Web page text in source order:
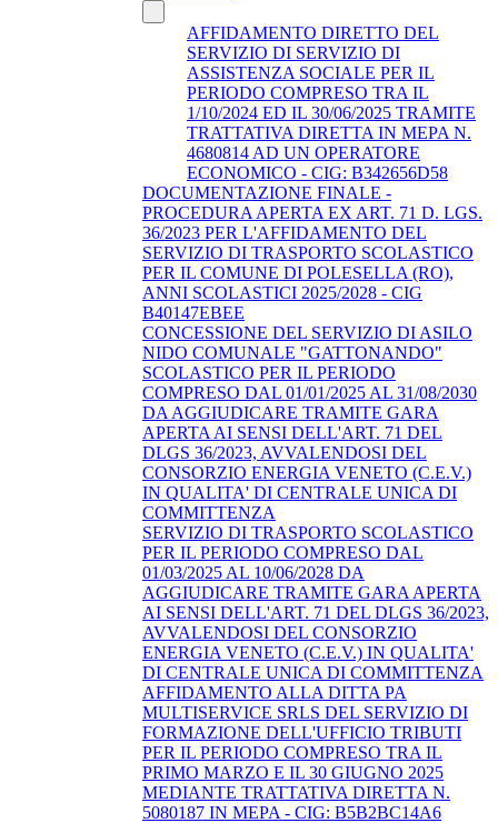
AFFIDAMENTO DIRETTO DEL
SERVIZIO DI SERVIZIO DI
ASSISTENZA SOCIALE PER IL
PERIODO COMPRESO TRA IL
1/10/2024 ED IL 30/06/2025 TRAMITE
TRATTATIVA DIRETTA IN MEPA N.
4680814 AD UN OPERATORE
ECONOMICO - CIG: B342656D58
DOCUMENTAZIONE FINALE -
PROCEDURA APERTA EX ART. 71 D. LGS.
36/2023 PER L'AFFIDAMENTO DEL
SERVIZIO DI TRASPORTO SCOLASTICO
PER IL COMUNE DI POLESELLA (RO),
ANNI SCOLASTICI 2025/2028 - CIG
B40147EBEE
CONCESSIONE DEL SERVIZIO DI ASILO
NIDO COMUNALE "GATTONANDO"
SCOLASTICO PER IL PERIODO
COMPRESO DAL 01/01/2025 AL 31/08/2030
DA AGGIUDICARE TRAMITE GARA
APERTA AI SENSI DELL'ART. 71 DEL
DLGS 36/2023, AVVALENDOSI DEL
CONSORZIO ENERGIA VENETO (C.E.V.)
IN QUALITA' DI CENTRALE UNICA DI
COMMITTENZA
SERVIZIO DI TRASPORTO SCOLASTICO
PER IL PERIODO COMPRESO DAL
01/03/2025 AL 10/06/2028 DA
AGGIUDICARE TRAMITE GARA APERTA
AI SENSI DELL'ART. 71 DEL DLGS 36/2023,
AVVALENDOSI DEL CONSORZIO
ENERGIA VENETO (C.E.V.) IN QUALITA'
DI CENTRALE UNICA DI COMMITTENZA
AFFIDAMENTO ALLA DITTA PA
MULTISERVICE SRLS DEL SERVIZIO DI
FORMAZIONE DELL'UFFICIO TRIBUTI
PER IL PERIODO COMPRESO TRA IL
PRIMO MARZO E IL 30 GIUGNO 2025
MEDIANTE TRATTATIVA DIRETTA N.
5080187 IN MEPA - CIG: B5B2BC14A6